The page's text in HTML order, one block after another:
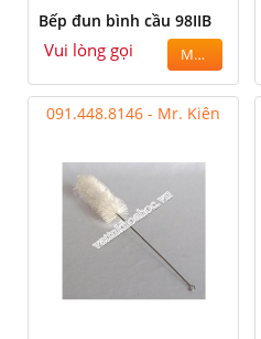
Bếp đun bình cầu 98IIB
Vui lòng gọi MUA
091.448.8146 - Mr. Kiên